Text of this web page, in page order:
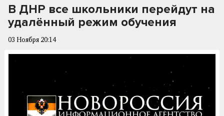
В ДНР все школьники перейдут на
удалённый режим обучения
03 Ноября 20:14